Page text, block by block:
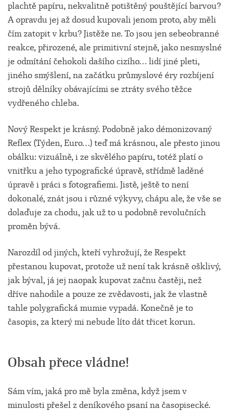
plachtě papíru, nekvalitně potištěný pouštějící barvou?
A opravdu jej až dosud kupovali jenom proto, aby měli
čím zatopit v krbu? Jistěže ne. To jsou jen sebeobranné
reakce, přirozené, ale primitivní stejně, jako nesmyslné
je odmítání čehokoli dašího cizího… lidí jiné pleti,
jiného smýšlení, na začátku průmyslové éry rozbíjení
strojů dělníky obávajícími se ztráty svého těžce
vydřeného chleba.
Nový Respekt je krásný. Podobně jako démonizovaný
Reflex (Týden, Euro…) teď má krásnou, ale přesto jinou
obálku: vizuálně, i ze skvělého papíru, totéž platí o
vnitřku a jeho typografické úpravě, střídmě laděné
úpravě i práci s fotografiemi. Jistě, ještě to není
dokonalé, znát jsou i různé výkyvy, chápu ale, že vše se
dolaďuje za chodu, jak už to u podobně revolučních
proměn bývá.
Narozdíl od jiných, kteří vyhrožují, že Respekt
přestanou kupovat, protože už není tak krásně ošklivý,
jak býval, já jej naopak kupovat začnu častěji, než
dříve nahodile a pouze ze zvědavosti, jak že vlastně
tahle polygrafická mumie vypadá. Konečně je to
časopis, za který mi nebude líto dát třicet korun.
Obsah přece vládne!
Sám vím, jaká pro mě byla změna, když jsem v
minulosti přešel z deníkového psaní na časopisecké.